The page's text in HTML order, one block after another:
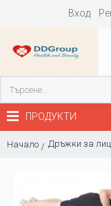
Вход
ПРОДУКТИ
Начало Дръжки за